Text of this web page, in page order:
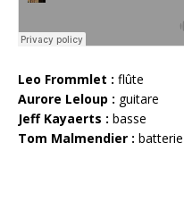
Leo Frommlet : flûte
Aurore Leloup : guitare
Jeff Kayaerts : basse
Tom Malmendier : batterie